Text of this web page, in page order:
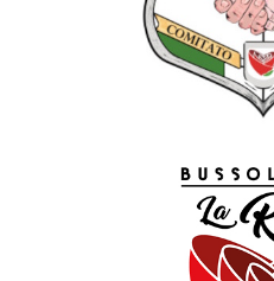
Logo La Rosa di San Valentino